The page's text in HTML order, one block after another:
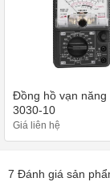
Đồng hồ vạn năng
3030-10
Giá liên hệ
7 Đánh giá sản